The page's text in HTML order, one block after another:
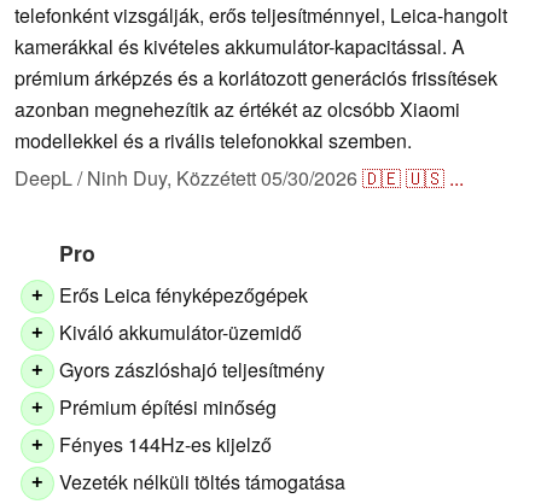
telefonként vizsgálják, erős teljesítménnyel, Leica-hangolt
kamerákkal és kivételes akkumulátor-kapacitással. A
prémium árképzés és a korlátozott generációs frissítések
azonban megnehezítik az értékét az olcsóbb Xiaomi
modellekkel és a rivális telefonokkal szemben.
DeepL / Ninh Duy, Közzétett05/30/2026🇩🇪🇺🇸 ...
Pro
+ Erős Leica fényképezőgépek
+ Kiváló akkumulátor-üzemidő
+ Gyors zászlóshajó teljesítmény
+ Prémium építési minőség
+ Fényes 144Hz-es kijelző
+ Vezeték nélküli töltés támogatása